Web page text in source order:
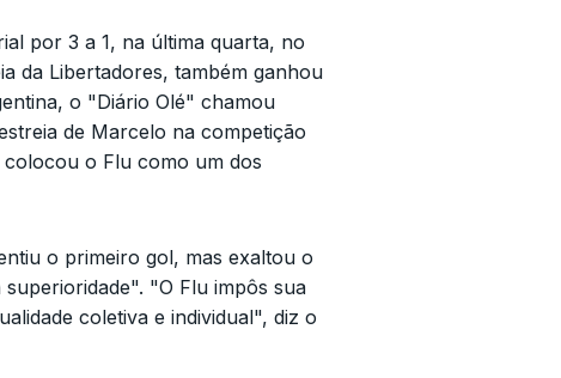
por 3 a 1, na última quarta, no
da Libertadores, também ganhou
o "Diário Olé" chamou
de Marcelo na competição
o Flu como um dos
o primeiro gol, mas exaltou o
"O Flu impôs sua
coletiva e individual", diz o